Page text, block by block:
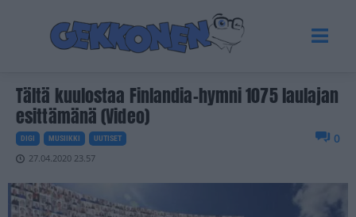
Tältä kuulostaa Finlandia-hymni 1075 laulajan
esittämänä (Video)
DIGI MUSIIKKI UUTISET
27.04.2020 23.57
0